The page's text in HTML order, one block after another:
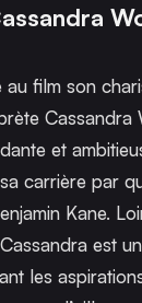
film son
Cassandra
et
carrière par
Kane.
est
les